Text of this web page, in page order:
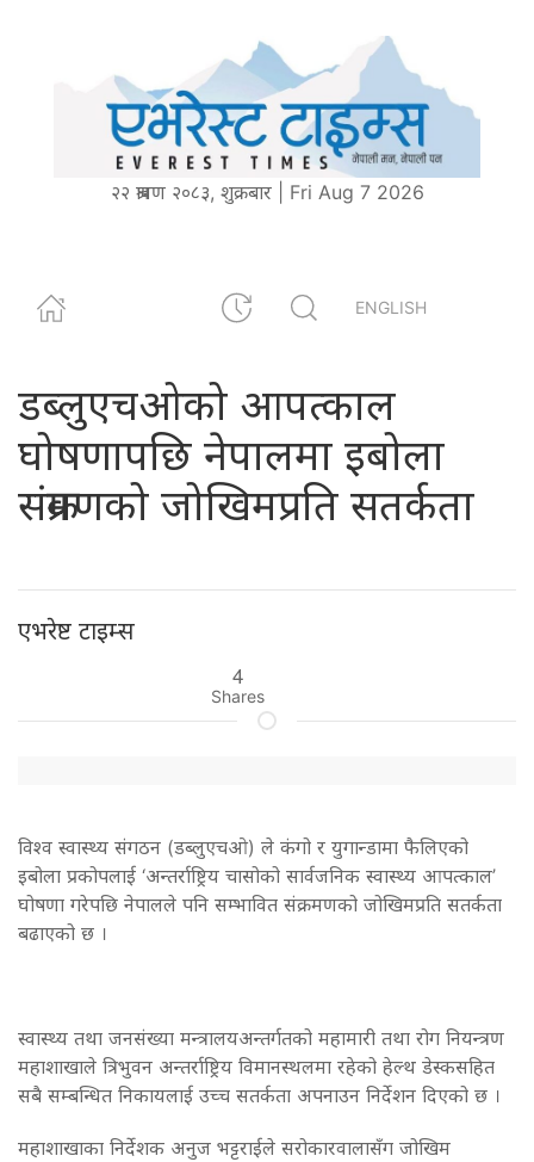
२२ श्रावण २०८३, शुक्रबार | Fri Aug 7 2026
ENGLISH
डब्लुएचओको आपत्काल
घोषणापछि नेपालमा इबोला
संक्रमणको जोखिमप्रति सतर्कता
एभरेष्ट टाइम्स
4
Shares
विश्व स्वास्थ्य संगठन (डब्लुएचओ) ले कंगो र युगान्डामा फैलिएको
इबोला प्रकोपलाई ‘अन्तर्राष्ट्रिय चासोको सार्वजनिक स्वास्थ्य आपत्काल’
घोषणा गरेपछि नेपालले पनि सम्भावित संक्रमणको जोखिमप्रति सतर्कता
बढाएको छ ।
स्वास्थ्य तथा जनसंख्या मन्त्रालयअन्तर्गतको महामारी तथा रोग नियन्त्रण
महाशाखाले त्रिभुवन अन्तर्राष्ट्रिय विमानस्थलमा रहेको हेल्थ डेस्कसहित
सबै सम्बन्धित निकायलाई उच्च सतर्कता अपनाउन निर्देशन दिएको छ ।
महाशाखाका निर्देशक अनुज भट्टराईले सरोकारवालासँग जोखिम